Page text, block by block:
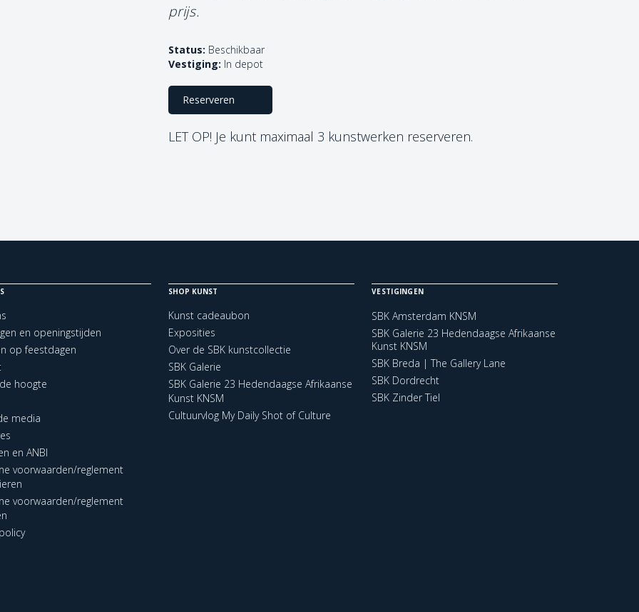
prijs.
Status: Beschikbaar
Vestiging: In depot
Reserveren
LET OP! Je kunt maximaal 3 kunstwerken reserveren.
en openingstijden
op feestdagen
hoogte
media
en ANBI
voorwaarden/reglement
voorwaarden/reglement
SHOP KUNST
Kunst cadeaubon
Exposities
Over de SBK kunstcollectie
SBK Galerie
SBK Galerie 23 Hedendaagse Afrikaanse
Kunst KNSM
Cultuurvlog My Daily Shot of Culture
VESTIGINGEN
SBK Amsterdam KNSM
SBK Galerie 23 Hedendaagse Afrikaanse
Kunst KNSM
SBK Breda | The Gallery Lane
SBK Dordrecht
SBK Zinder Tiel